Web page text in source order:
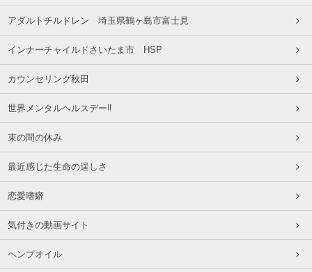
アダルトチルドレン 埼玉県鶴ヶ島市富士見
インナーチャイルドさいたま市 HSP
カウンセリング秋田
世界メンタルヘルスデー‼️
束の間の休み
最近感じた生命の逞しさ
恋愛嗜癖
気付きの動画サイト
ヘンプオイル